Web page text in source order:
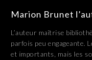
Marion Brunet
L’auteur maîtrise
parfois peu engageante.
et importants, mais les